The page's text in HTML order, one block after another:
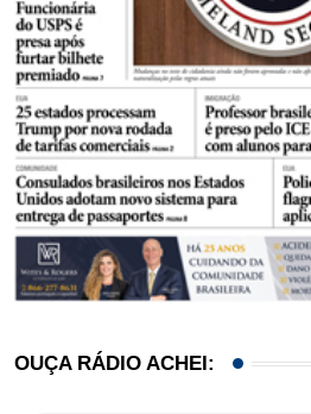
OUÇA RÁDIO ACHEI: